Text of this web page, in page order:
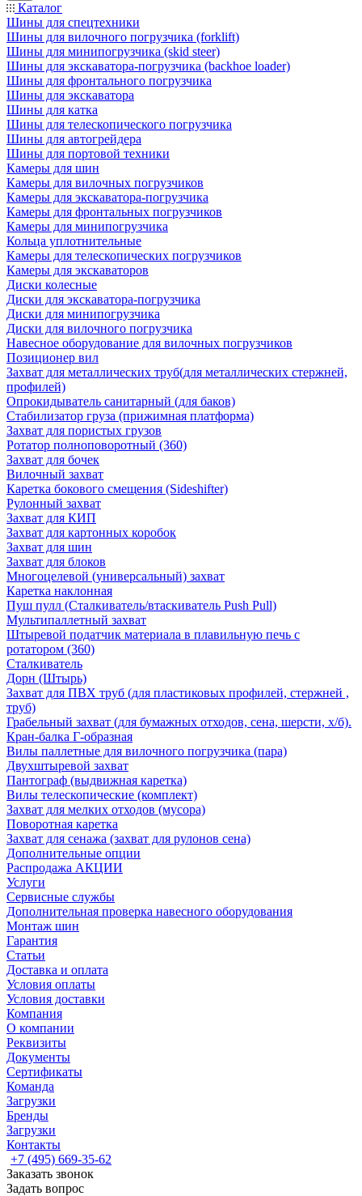
Каталог
Шины для спецтехники
Шины для вилочного погрузчика (forklift)
Шины для минипогрузчика (skid steer)
Шины для экскаватора-погрузчика (backhoe loader)
Шины для фронтального погрузчика
Шины для экскаватора
Шины для катка
Шины для телескопического погрузчика
Шины для автогрейдера
Шины для портовой техники
Камеры для шин
Камеры для вилочных погрузчиков
Камеры для экскаватора-погрузчика
Камеры для фронтальных погрузчиков
Камеры для минипогрузчика
Кольца уплотнительные
Камеры для телескопических погрузчиков
Камеры для экскаваторов
Диски колесные
Диски для экскаватора-погрузчика
Диски для минипогрузчика
Диски для вилочного погрузчика
Навесное оборудование для вилочных погрузчиков
Позиционер вил
Захват для металлических труб(для металлических стержней,
профилей)
Опрокидыватель санитарный (для баков)
Стабилизатор груза (прижимная платформа)
Захват для пористых грузов
Ротатор полноповоротный (360)
Захват для бочек
Вилочный захват
Каретка бокового смещения (Sideshifter)
Рулонный захват
Захват для КИП
Захват для картонных коробок
Захват для шин
Захват для блоков
Многоцелевой (универсальный) захват
Каретка наклонная
Пуш пулл (Сталкиватель/втаскиватель Push Pull)
Мультипаллетный захват
Штыревой податчик материала в плавильную печь с
ротатором (360)
Сталкиватель
Дорн (Штырь)
Захват для ПВХ труб (для пластиковых профилей, стержней ,
труб)
Грабельный захват (для бумажных отходов, сена, шерсти, х/б).
Кран-балка Г-образная
Вилы паллетные для вилочного погрузчика (пара)
Двухштыревой захват
Пантограф (выдвижная каретка)
Вилы телескопические (комплект)
Захват для мелких отходов (мусора)
Поворотная каретка
Захват для сенажа (захват для рулонов сена)
Дополнительные опции
Распродажа АКЦИИ
Услуги
Сервисные службы
Дополнительная проверка навесного оборудования
Монтаж шин
Гарантия
Статьи
Доставка и оплата
Условия оплаты
Условия доставки
Компания
О компании
Реквизиты
Документы
Сертификаты
Команда
Загрузки
Бренды
Загрузки
Контакты
+7 (495) 669-35-62
Заказать звонок
Задать вопрос